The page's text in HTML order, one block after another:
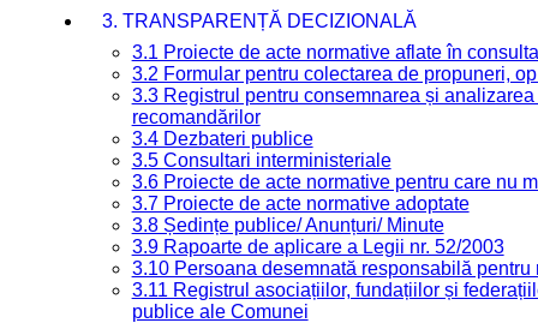
3. TRANSPARENȚĂ DECIZIONALĂ
3.1 Proiecte de acte normative aflate în
3.2 Formular pentru colectarea de propuneri,
3.3 Registrul pentru consemnarea și
recomandărilor
3.4 Dezbateri publice
3.5 Consultari interministeriale
3.6 Proiecte de acte normative pentru care nu
3.7 Proiecte de acte normative adoptate
3.8 Ședințe publice/ Anunțuri/ Minute
3.9 Rapoarte de aplicare a Legii nr. 52/2003
3.10 Persoana desemnată responsabilă
3.11 Registrul asociațiilor, fundațiilor și
publice ale Comunei